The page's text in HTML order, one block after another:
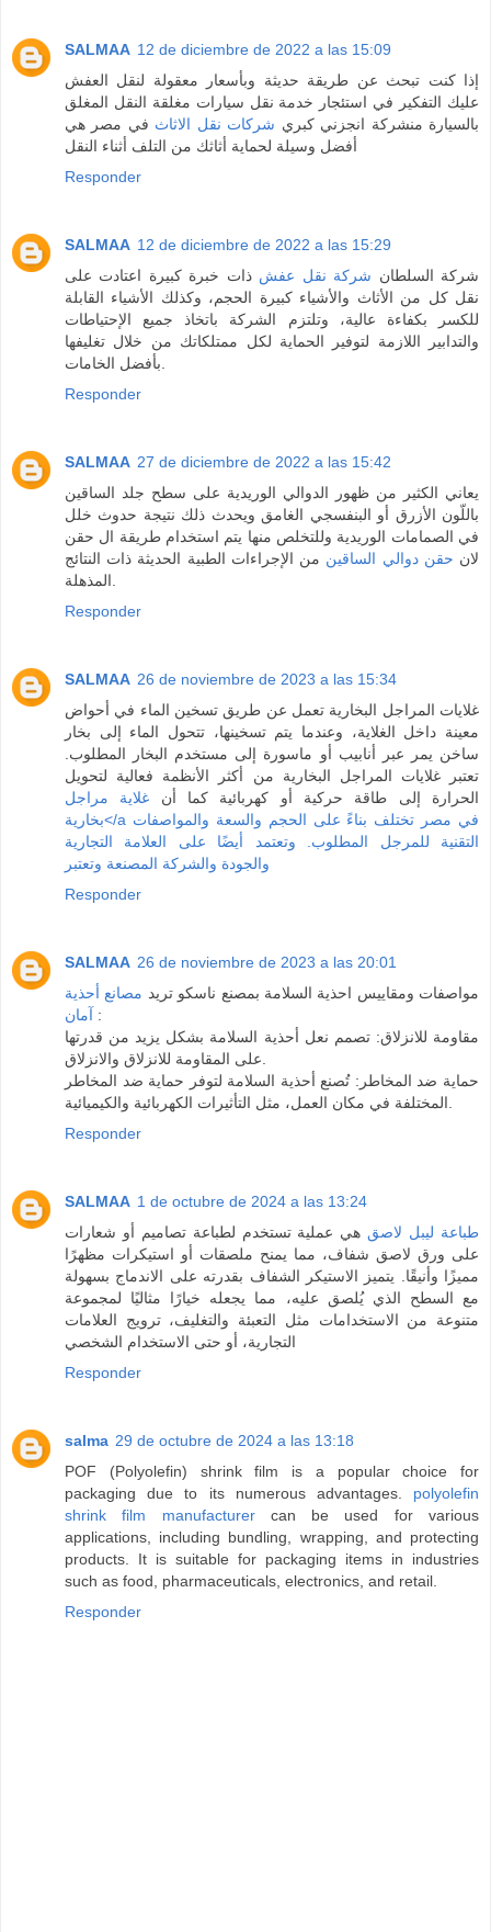
SALMAA 12 de diciembre de 2022 a las 15:09
إذا كنت تبحث عن طريقة حديثة وبأسعار معقولة لنقل العفش
عليك التفكير في استئجار خدمة نقل سيارات مغلقة النقل المغلق
بالسيارة منشركة انجزني كبري شركات نقل الاثاث في مصر هي
أفضل وسيلة لحماية أثاثك من التلف أثناء النقل
Responder
SALMAA 12 de diciembre de 2022 a las 15:29
شركة السلطان شركة نقل عفش ذات خبرة كبيرة اعتادت على
نقل كل من الأثاث والأشياء كبيرة الحجم، وكذلك الأشياء القابلة
للكسر بكفاءة عالية، وتلتزم الشركة باتخاذ جميع الإحتياطات
والتدابير اللازمة لتوفير الحماية لكل ممتلكاتك من خلال تغليفها
Responder
SALMAA 27 de diciembre de 2022 a las 15:42
يعاني الكثير من ظهور الدوالي الوريدية على سطح جلد الساقين
باللّون الأزرق أو البنفسجي الغامق ويحدث ذلك نتيجة حدوث خلل
في الصمامات الوريدية وللتخلص منها يتم استخدام طريقة ال حقن
لان حقن دوالي الساقين من الإجراءات الطبية الحديثة ذات النتائج
Responder
SALMAA 26 de noviembre de 2023 a las 15:34
غلايات المراجل البخارية تعمل عن طريق تسخين الماء في أحواض
معينة داخل الغلاية، وعندما يتم تسخينها، تتحول الماء إلى بخار
ساخن يمر عبر أنابيب أو ماسورة إلى مستخدم البخار المطلوب.
تعتبر غلايات المراجل البخارية من أكثر الأنظمة فعالية لتحويل
الحرارة إلى طاقة حركية أو كهربائية كما أن غلاية مراجل
بخارية</a في مصر تختلف بناءً على الحجم والسعة والمواصفات
التقنية للمرجل المطلوب. وتعتمد أيضًا على العلامة التجارية
والجودة والشركة المصنعة وتعتبر
Responder
SALMAA 26 de noviembre de 2023 a las 20:01
مواصفات ومقاييس احذية السلامة بمصنع ناسكو تريد مصانع أحذية
آمان :
مقاومة للانزلاق: تصمم نعل أحذية السلامة بشكل يزيد من قدرتها
حماية ضد المخاطر: تُصنع أحذية السلامة لتوفر حماية ضد المخاطر
Responder
SALMAA 1 de octubre de 2024 a las 13:24
طباعة ليبل لاصق هي عملية تستخدم لطباعة تصاميم أو شعارات
على ورق لاصق شفاف، مما يمنح ملصقات أو استيكرات مظهرًا
مميزًا وأنيقًا. يتميز الاستيكر الشفاف بقدرته على الاندماج بسهولة
مع السطح الذي يُلصق عليه، مما يجعله خيارًا مثاليًا لمجموعة
متنوعة من الاستخدامات مثل التعبئة والتغليف، ترويج العلامات
التجارية، أو حتى الاستخدام الشخصي
Responder
salma 29 de octubre de 2024 a las 13:18
POF (Polyolefin) shrink film is a popular choice for
packaging due to its numerous advantages. polyolefin
shrink film manufacturercan be used for various
applications, including bundling, wrapping, and protecting
products. It is suitable for packaging items in industries
such as food, pharmaceuticals, electronics, and retail.
Responder